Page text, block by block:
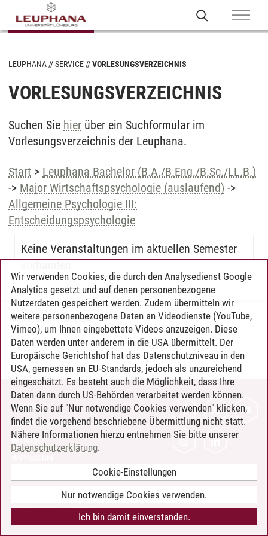
LEUPHANA SERVICE VORLESUNGSVERZEICHNIS
VORLESUNGSVERZEICHNIS
Suchen Sie hier über ein Suchformular im
Vorlesungsverzeichnis der Leuphana.
Start > Leuphana Bachelor (B.A./B.Eng./B.Sc./LL.B.)
-> Major Wirtschaftspsychologie (auslaufend) ->
Allgemeine Psychologie III:
Entscheidungspsychologie
Keine Veranstaltungen im aktuellen Semester
vorhanden
Timo Leder/30.06.2024
KONTAKT
LEUPHANA ALS ARBEITGEBER
INTRANET
BARRIEREFREIHEIT
COOKIE-EINSTELLUNGEN
Wir verwenden Cookies, die durch den Analysedienst Google
Analytics gesetzt und auf denen personenbezogene
Nutzerdaten gespeichert werden. Zudem übermitteln wir
weitere personenbezogene Daten an Videodienste (YouTube,
Vimeo), um Ihnen eingebettete Videos anzuzeigen. Diese
Daten werden unter anderem in die USA übermittelt. Der
Europäische Gerichtshof hat das Datenschutzniveau in den
USA, gemessen an EU-Standards, jedoch als unzureichend
eingeschätzt. Es besteht auch die Möglichkeit, dass Ihre
Daten dann durch US-Behörden verarbeitet werden können.
Wenn Sie auf "Nur notwendige Cookies verwenden" klicken,
findet die vorgehend beschriebene Übermittlung nicht statt.
Nähere Informationen hierzu entnehmen Sie bitte unserer
Datenschutzerklärung.
Cookie-Einstellungen
Nur notwendige Cookies verwenden.
Ich bin damit einverstanden.